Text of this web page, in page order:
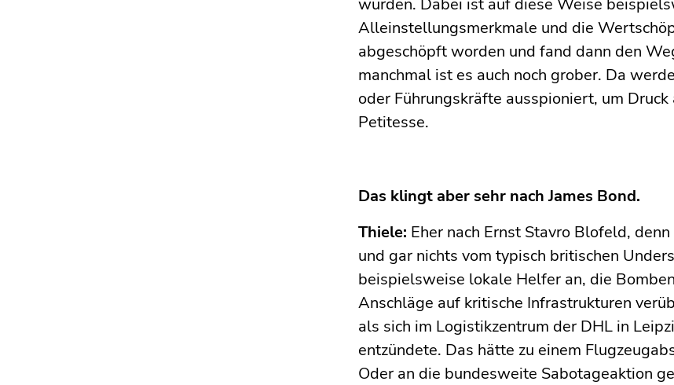
wurden. Dabei ist auf diese Weise
Alleinstellungsmerkmale und die
abgeschöpft worden und fand dann den
manchmal ist es auch noch grober. Da
oder Führungskräfte ausspioniert, um
Petitesse.
Das klingt aber sehr nach James Bond.
Thiele: Eher nach Ernst Stavro Blofeld,
und gar nichts vom typisch britischen
beispielsweise lokale Helfer an, die
Anschläge auf kritische Infrastrukturen
als sich im Logistikzentrum der DHL in
entzündete. Das hätte zu einem
Oder an die bundesweite Sabotageaktion